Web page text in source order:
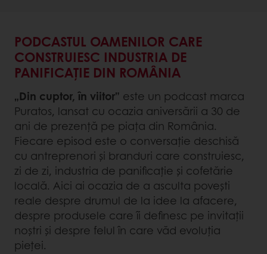
PODCASTUL OAMENILOR CARE
CONSTRUIESC INDUSTRIA DE
PANIFICAȚIE DIN ROMÂNIA
„Din cuptor, în viitor” este un podcast marca
Puratos, lansat cu ocazia aniversării a 30 de
ani de prezență pe piața din România.
Fiecare episod este o conversație deschisă
cu antreprenori și branduri care construiesc,
zi de zi, industria de panificație și cofetărie
locală. Aici ai ocazia de a asculta povești
reale despre drumul de la idee la afacere,
despre produsele care îi definesc pe invitații
noștri și despre felul în care văd evoluția
pieței.